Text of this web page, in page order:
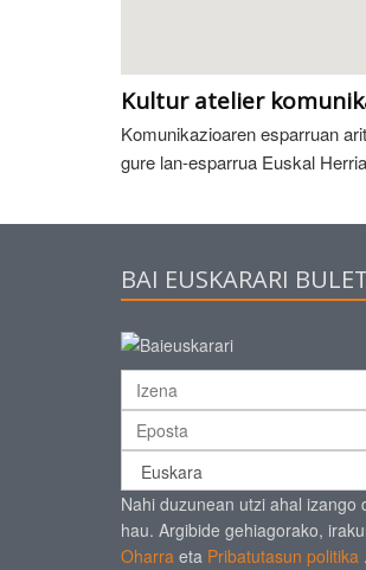
Kultur atelier
Komunikazioaren esparruan
gure lan-esparrua Euskal
BAI EUSKARARI
Nahi duzunean utzi ahal izango
hau. Argibide gehiagorako,
Oharra eta Pribatutasun politika .